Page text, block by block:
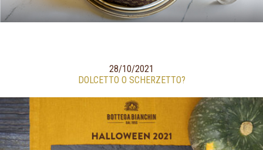
28/10/2021
DOLCETTO O SCHERZETTO?